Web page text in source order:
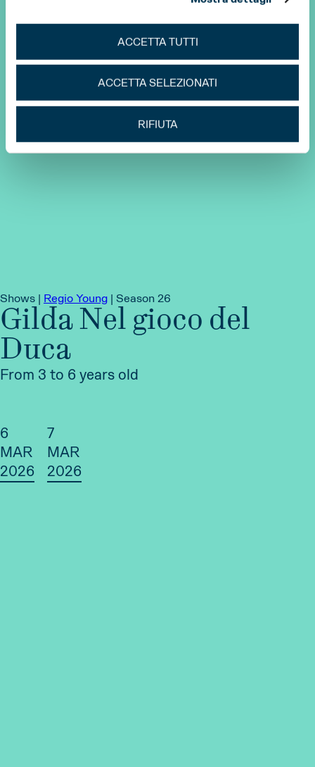
ACCETTA TUTTI
ACCETTA SELEZIONATI
RIFIUTA
Shows | Regio Young | Season 26
Gilda Nel gioco del
Duca
From 3 to 6 years old
6
MAR
2026
7
MAR
2026